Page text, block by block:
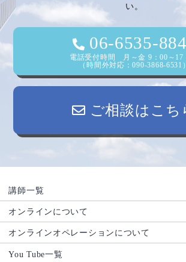
い。
06-6535-
電話受付時間 月～金 9：00～17
（時間外対応：090-3868-6531）
ご相談はこち
講師一覧
オンラインについて
オンラインオペレーションについて
You Tube一覧